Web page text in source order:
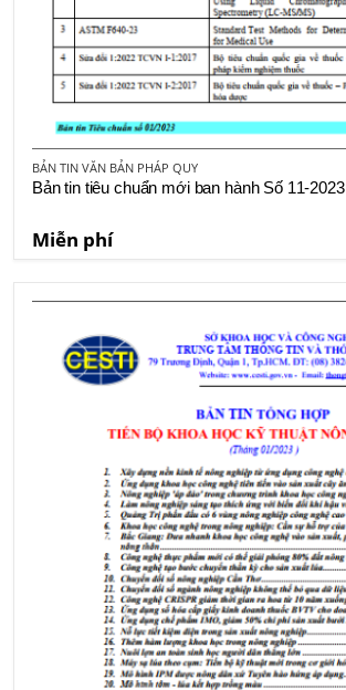
BẢN TIN VĂN BẢN PHÁP QUY
Bản tin tiêu chuẩn mới ban hành Số 11-2023
Miễn phí